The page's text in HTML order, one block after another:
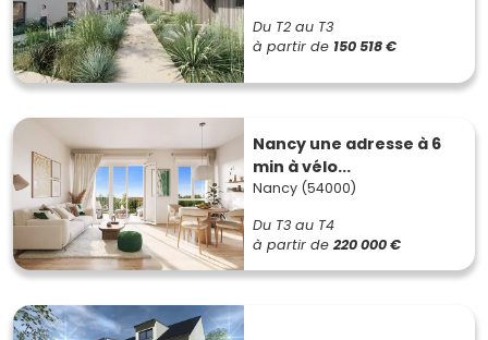
Du T2 au T3
à partir de 150 518 €
Nancy une adresse à 6
min à vélo...
Nancy (54000)
Du T3 au T4
à partir de 220 000 €